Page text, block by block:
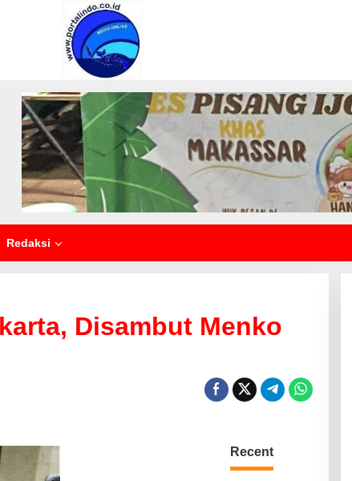
Redaksi
Disambut Menko
Recent